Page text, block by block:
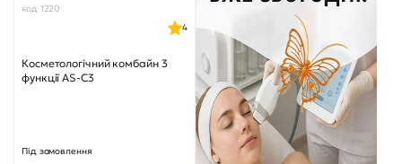
код 1220
Косметологічний комбайн 3
функції AS-C3
4
Під замовлення